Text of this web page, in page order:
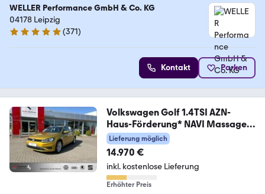
WELLER Performance GmbH & Co. KG
04178 Leipzig
4.8 Sterne
(371)
Kontakt Parken
Volkswagen Golf 1.4TSI AZN-
Haus-Förderung* NAVI Massage
ACC
Lieferung möglich
14.970 €
inkl. kostenlose Lieferung
Erhöhter Preis